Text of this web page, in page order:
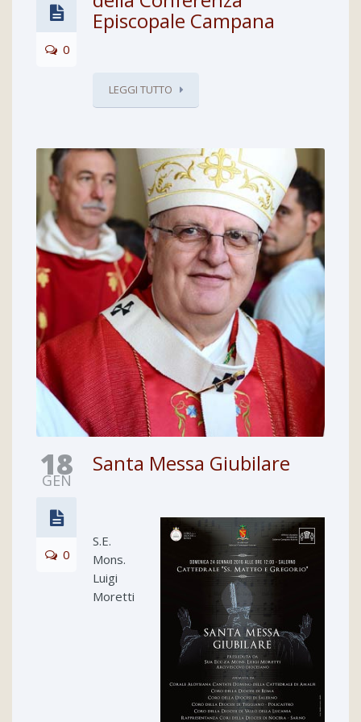
0
Episcopale Campana
LEGGI TUTTO
18
GEN
0
Santa Messa Giubilare
S.E.
Mons.
Luigi
Moretti